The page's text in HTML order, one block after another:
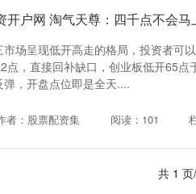
开户网 淘气天尊：四千点不会马
市场呈现低开高走的格局，投资者可
点，直接回补缺口，创业板低开65点
弹，开盘点位即是全天....
者：股票配资集 阅读：101
共 1